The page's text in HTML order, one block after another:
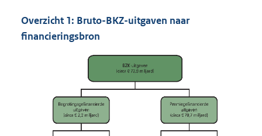
Overzicht 1: Bruto-BKZ-uitgaven naar
financieringsbron